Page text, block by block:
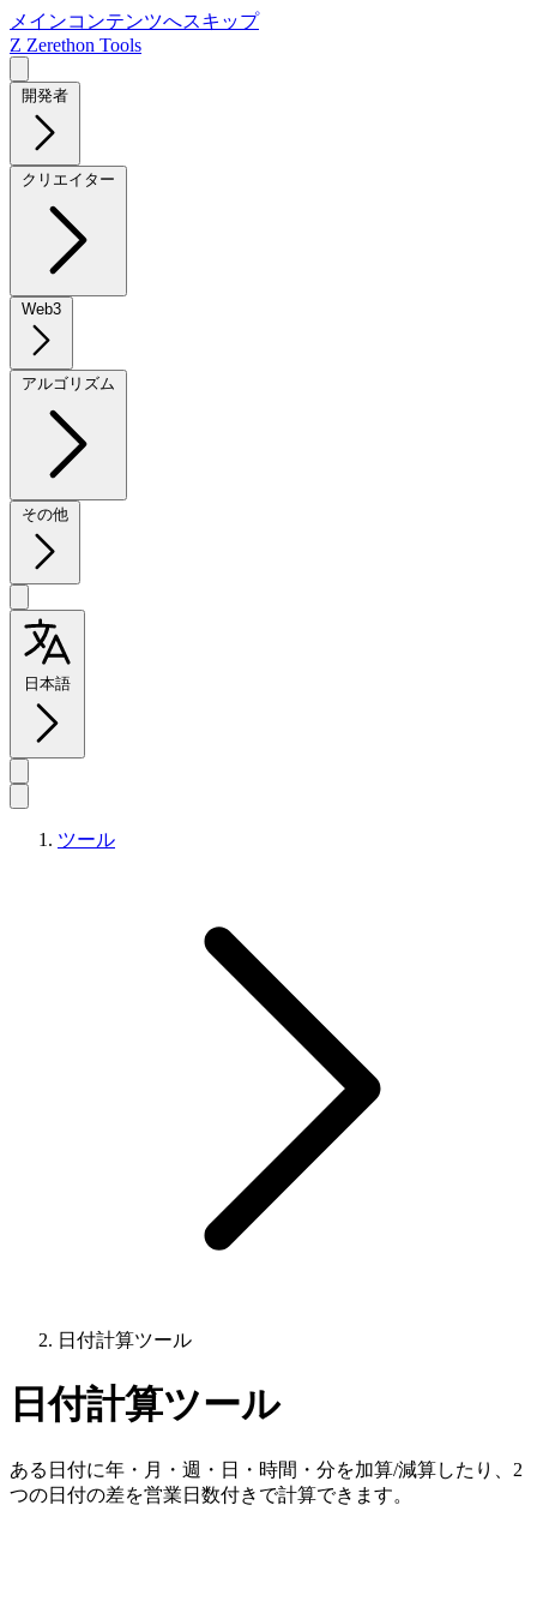
メインコンテンツへスキップ
Z Zerethon Tools
開発者
クリエイター
Web3
アルゴリズム
その他
日本語
ツール
日付計算ツール
日付計算ツール
ある日付に年・月・週・日・時間・分を加算/減算したり、2
つの日付の差を営業日数付きで計算できます。